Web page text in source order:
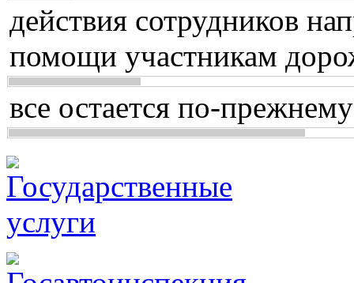
действия сотрудников
помощи участникам
все остается по-